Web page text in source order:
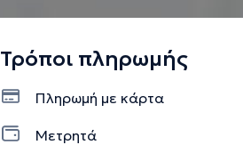
Τρόποι πληρωμής
Πληρωμή με κάρτα
Μετρητά